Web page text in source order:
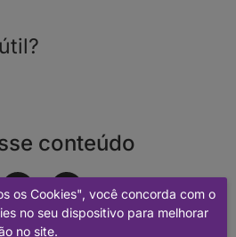
os Cookies", você concorda com o
no seu dispositivo para melhorar
no site.
conteúdo
Todos os direitos reservados.